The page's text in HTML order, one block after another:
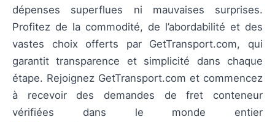
dépenses superflues ni mauvaises surprises.
Profitez de la commodité, de l’abordabilité et des
vastes choix offerts par GetTransport.com, qui
garantit transparence et simplicité dans chaque
étape. Rejoignez GetTransport.com et commencez
à recevoir des demandes de fret conteneur
vérifiées dans le monde entier